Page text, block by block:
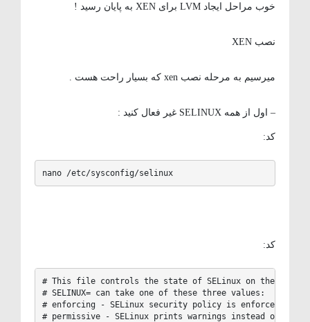
خوب مراحل ایجاد LVM برای XEN به پایان رسید !
نصب XEN
میرسیم به مرحله نصب xen که بسیار راحت هست .
– اول از همه SELINUX غیر فعال کنید :
کد:
nano /etc/sysconfig/selinux
کد:
# This file controls the state of SELinux on the
# SELINUX= can take one of these three values:
# enforcing - SELinux security policy is enforced.
# permissive - SELinux prints warnings instead of